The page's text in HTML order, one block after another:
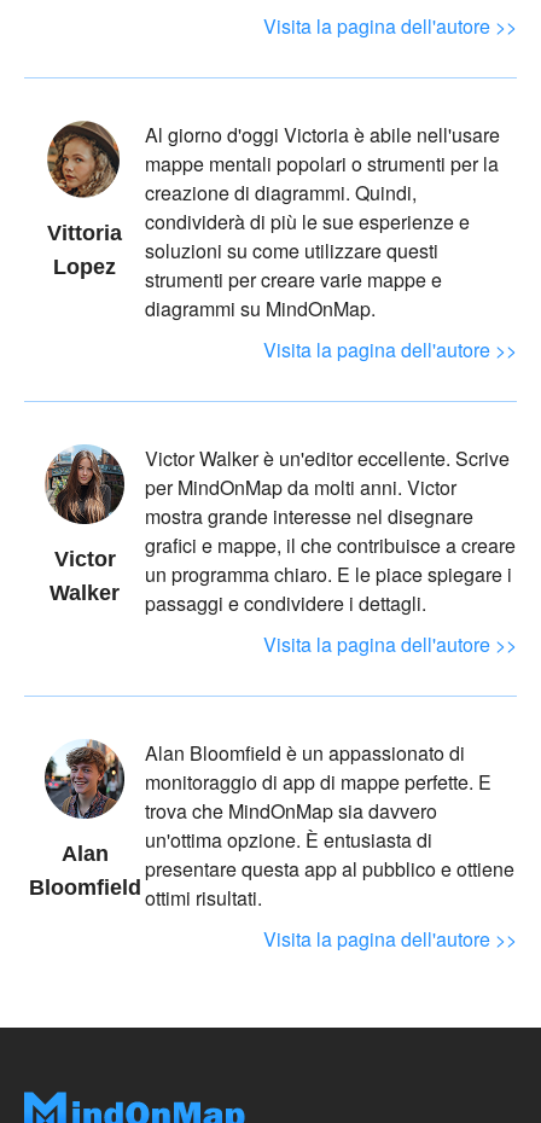
Visita la pagina dell'autore >>
Vittoria
Lopez
Al giorno d'oggi Victoria è abile nell'usare
mappe mentali popolari o strumenti per la
creazione di diagrammi. Quindi,
condividerà di più le sue esperienze e
soluzioni su come utilizzare questi
strumenti per creare varie mappe e
diagrammi su MindOnMap.
Visita la pagina dell'autore >>
Victor
Walker
Victor Walker è un'editor eccellente. Scrive
per MindOnMap da molti anni. Victor
mostra grande interesse nel disegnare
grafici e mappe, il che contribuisce a creare
un programma chiaro. E le piace spiegare i
passaggi e condividere i dettagli.
Visita la pagina dell'autore >>
Alan
Bloomfield
Alan Bloomfield è un appassionato di
monitoraggio di app di mappe perfette. E
trova che MindOnMap sia davvero
un'ottima opzione. È entusiasta di
presentare questa app al pubblico e ottiene
ottimi risultati.
Visita la pagina dell'autore >>